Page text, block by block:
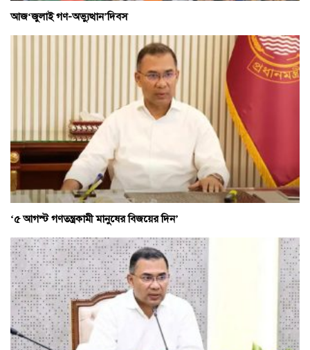
আজ‘জুলাই গণ-অভ্যুত্থান’দিবস
‘৫ আগস্ট গণতন্ত্রকামী মানুষের বিজয়ের দিন’